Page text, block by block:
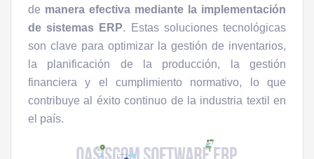
de manera efectiva mediante la implementación
de sistemas ERP. Estas soluciones tecnológicas
son clave para optimizar la gestión de inventarios,
la planificación de la producción, la gestión
financiera y el cumplimiento normativo, lo que
contribuye al éxito continuo de la industria textil en
el país.